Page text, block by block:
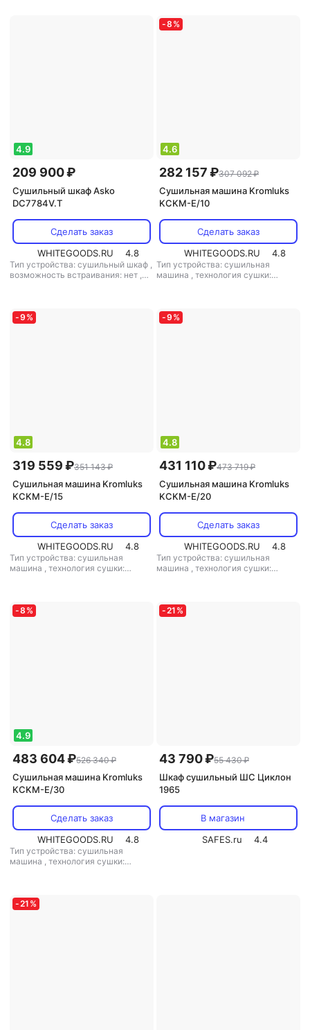
4.9
209 900 ₽
Сушильный шкаф Asko
DC7784V.T
Сделать заказ
WHITEGOODS.RU
4.8
Тип устройства: сушильный шкаф ,
возможность встраивания: нет ,
-8 %
4.6
282 157 ₽307 092 ₽
Сушильная машина Kromluks
KCKM-E/10
Сделать заказ
WHITEGOODS.RU
4.8
Тип устройства: сушильная
машина , технология сушки:
-9 %
4.8
319 559 ₽351 143 ₽
Сушильная машина Kromluks
KCKM-E/15
Сделать заказ
WHITEGOODS.RU
4.8
Тип устройства: сушильная
машина , технология сушки:
-9 %
4.8
431 110 ₽473 719 ₽
Сушильная машина Kromluks
KCKM-E/20
Сделать заказ
WHITEGOODS.RU
4.8
Тип устройства: сушильная
машина , технология сушки:
-8 %
4.9
483 604 ₽526 340 ₽
Сушильная машина Kromluks
KCKM-E/30
Сделать заказ
WHITEGOODS.RU
4.8
Тип устройства: сушильная
машина , технология сушки:
-21 %
43 790 ₽55 430 ₽
Шкаф сушильный ШС Циклон
1965
В магазин
SAFES.ru
4.4
-21 %